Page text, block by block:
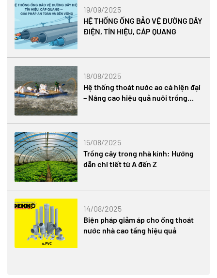
19/09/2025
HỆ THỐNG ỐNG BẢO VỆ ĐƯỜNG DÂY
ĐIỆN, TÍN HIỆU, CÁP QUANG
18/08/2025
Hệ thống thoát nước ao cá hiện đại
– Nâng cao hiệu quả nuôi trồng
15/08/2025
Trồng cây trong nhà kính: Hướng
dẫn chi tiết từ A đến Z
14/08/2025
Biện pháp giảm áp cho ống thoát
nước nhà cao tầng hiệu quả